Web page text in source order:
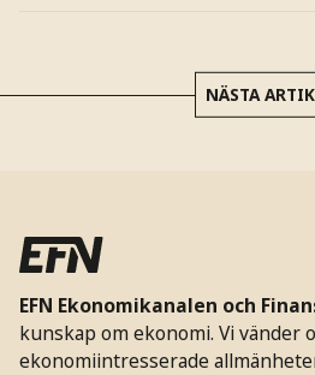
NÄSTA
EFN Ekonomikanalen och
kunskap om ekonomi. Vi vänder
ekonomiintresserade